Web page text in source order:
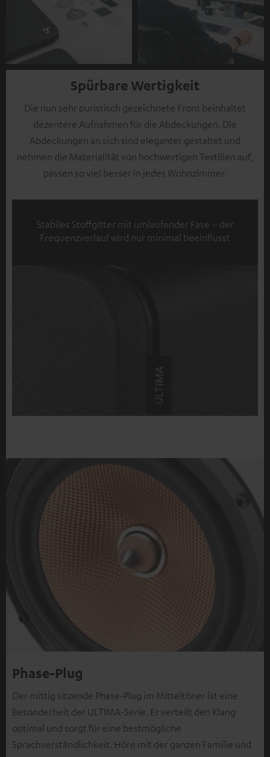
Spürbare Wertigkeit
Die nun sehr puristisch gezeichnete Front beinhaltet
dezentere Aufnahmen für die Abdeckungen. Die
Abdeckungen an sich sind eleganter gestaltet und
nehmen die Materialität von hochwertigen Textilien auf,
passen so viel besser in jedes Wohnzimmer.
Stabiles Stoffgitter mit umlaufender Fase – der
Frequenzverlauf wird nur minimal beeinflusst
Phase-Plug
Der mittig sitzende Phase-Plug im Mitteltöner ist eine
Besonderheit der ULTIMA-Serie. Er verteilt den Klang
optimal und sorgt für eine bestmögliche
Sprachverständlichkeit. Höre mit der ganzen Familie und